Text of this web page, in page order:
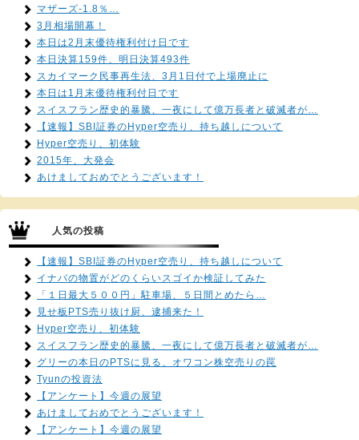
マザーズ-1.8％…
3月相場開幕！
本日は2月末優待権利付け日です
本日決算159件、明日決算493件
スカイマーク民事再生法、3月1日付で上場廃止に
本日は1月末優待権利付日です
スイスフラン歴史的暴騰、一夜にして億万長者と破滅者が…
【速報】SBI証券のHyper空売り、持ち越しについて
Hyper空売り、初体験
2015年、大発会
あけましておめでとうございます！
人気の投稿
【速報】SBI証券のHyper空売り、持ち越しについて
イナバの物置がどのくらいスゴイか検証してみた
「１日最大５００円」駐車場、５日間とめたら…
見せ板PTS売り抜け厨、逮捕来た！
Hyper空売り、初体験
スイスフラン歴史的暴騰、一夜にして億万長者と破滅者が…
グリーの本日のPTSに見る、オワコン株空売りの罠
Tyunの投資法
【アンケート】今週の展望
あけましておめでとうございます！
【アンケート】今週の展望